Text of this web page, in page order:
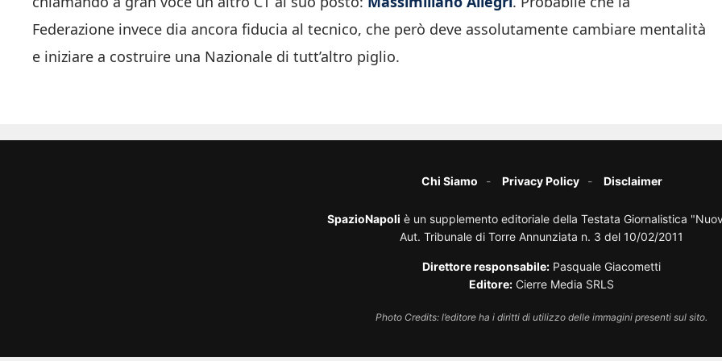
Federazione invece dia ancora fiducia al tecnico, che però deve assolutamente cambiare mentalità
e iniziare a costruire una Nazionale di tutt’altro piglio.
Chi Siamo Privacy Policy Disclaimer
SpazioNapoli è un supplemento editoriale della Testata Giornalistica
Aut. Tribunale di Torre Annunziata n. 3 del 10/02/2011
Direttore responsabile: Pasquale Giacometti
Editore: Cierre Media SRLS
Photo Credits: l’editore ha i diritti di utilizzo delle immagini presenti sul sito.